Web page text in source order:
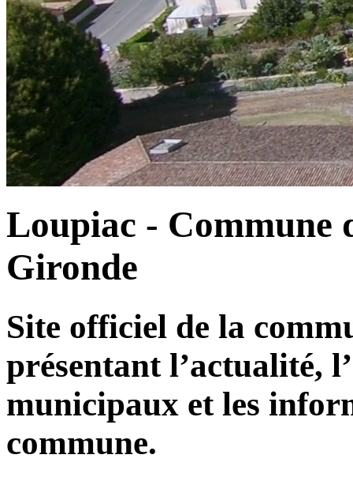
Loupiac - Commune
Gironde
Site officiel de la
présentant l’actualité,
municipaux et les
commune.